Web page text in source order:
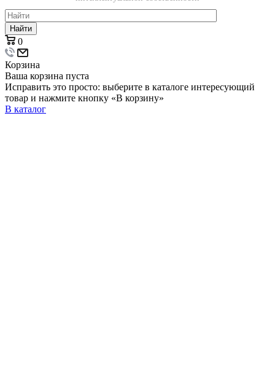
Найти
0
Корзина
Ваша корзина пуста
Исправить это просто: выберите в каталоге интересующий
товар и нажмите кнопку «В корзину»
В каталог